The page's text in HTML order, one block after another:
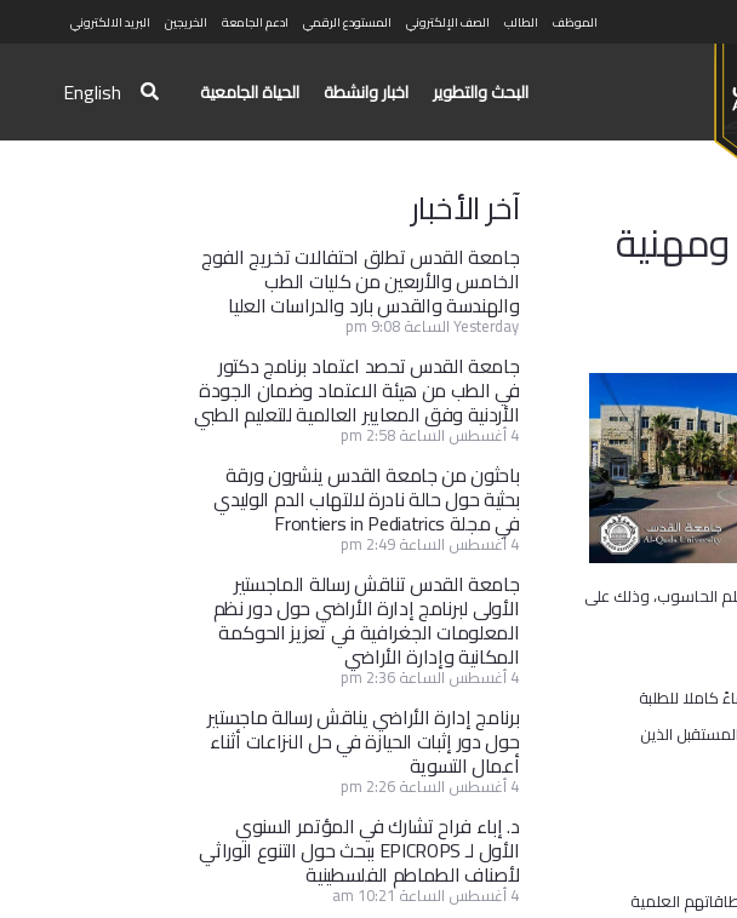
الموظف الطالب الصف الإلكتروني المستودع الرقمي ادعم الجامعة الخريجين البريد الالكتروني
البحث والتطوير اخبار وانشطة الحياة الجامعية English
علم الحاسوب، وذلك على
كاملا للطلبة
وعلماء المستقبل الذين
العلمية
آخر الأخبار
جامعة القدس تطلق احتفالات تخريج الفوج
الخامس والأربعين من كليات الطب
والهندسة والقدس بارد والدراسات العليا
Yesterday الساعة 9:08 pm
جامعة القدس تحصد اعتماد برنامج دكتور
في الطب من هيئة الاعتماد وضمان الجودة
الأردنية وفق المعايير العالمية للتعليم الطبي
4 أغسطس الساعة 2:58 pm
باحثون من جامعة القدس ينشرون ورقة
بحثية حول حالة نادرة لالتهاب الدم الوليدي
في مجلة Frontiers in Pediatrics
4 أغسطس الساعة 2:49 pm
جامعة القدس تناقش رسالة الماجستير
الأولى لبرنامج إدارة الأراضي حول دور نظم
المعلومات الجغرافية في تعزيز الحوكمة
المكانية وإدارة الأراضي
4 أغسطس الساعة 2:36 pm
برنامج إدارة الأراضي يناقش رسالة ماجستير
حول دور إثبات الحيازة في حل النزاعات أثناء
أعمال التسوية
4 أغسطس الساعة 2:26 pm
د. إباء فراح تشارك في المؤتمر السنوي
الأول لـ EPICROPS ببحث حول التنوع الوراثي
لأصناف الطماطم الفلسطينية
4 أغسطس الساعة 10:21 am